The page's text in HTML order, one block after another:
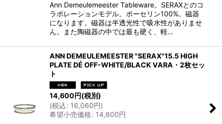
Ann Demeulemeester Tableware。SERAXとのコ
ラボレーションモデル。ポーセリン100%。磁器
になります。磁器は半透光性で吸水性がありませ
ん。また陶磁器の中では最も硬く、軽…
ANN DEMEULEMEESTER "SERAX"15.5 HIGH
PLATE DÉ OFF-WHITE/BLACK VARA・2枚セッ
ト
14,600円(税別)
(税込: 16,060円)
希望小売価格: 14,600円